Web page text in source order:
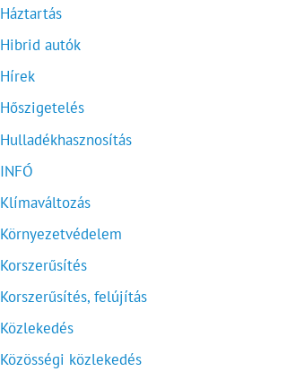
Háztartás
Hibrid autók
Hírek
Hőszigetelés
Hulladékhasznosítás
INFÓ
Klímaváltozás
Környezetvédelem
Korszerűsítés
Korszerűsítés, felújítás
Közlekedés
Közösségi közlekedés